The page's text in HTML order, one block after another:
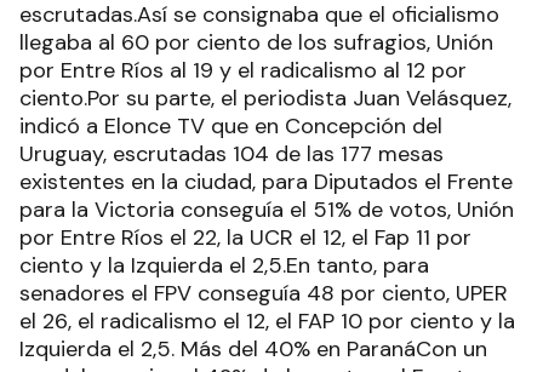
escrutadas.Así se consignaba que el oficialismo
llegaba al 60 por ciento de los sufragios, Unión
por Entre Ríos al 19 y el radicalismo al 12 por
ciento.Por su parte, el periodista Juan Velásquez,
indicó a Elonce TV que en Concepción del
Uruguay, escrutadas 104 de las 177 mesas
existentes en la ciudad, para Diputados el Frente
para la Victoria conseguía el 51% de votos, Unión
por Entre Ríos el 22, la UCR el 12, el Fap 11 por
ciento y la Izquierda el 2,5.En tanto, para
senadores el FPV conseguía 48 por ciento, UPER
el 26, el radicalismo el 12, el FAP 10 por ciento y la
Izquierda el 2,5. Más del 40% en ParanáCon un